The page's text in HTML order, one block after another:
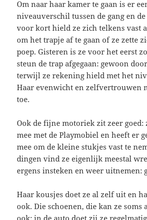
Om naar haar kamer te gaan is er
niveauverschil tussen de gang en
voor kort hield ze zich telkens vast
om het trapje af te gaan of ze zette
poep. Gisteren is ze voor het eerst
steun de trap afgegaan: gewoon
terwijl ze rekening hield met het
Haar evenwicht en zelfvertrouwen
toe.
Ook de fijne motoriek zit zeer goed:
mee met de Playmobiel en heeft er
mee om de kleine stukjes vast te
dingen vind ze eigenlijk meestal
ergens insteken en weer uitnemen:
Haar kousjes doet ze al zelf uit en
ook. Die schoenen, die kan ze soms